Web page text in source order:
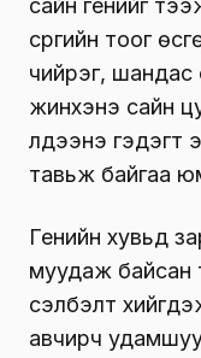
сайн генийг
сүргийн тоог
чийрэг,
жинхэнэ сайн
үлдээнэ
тавьж байгаа
Генийн хувьд
муудаж байсан
сэлбэлт
авчирч